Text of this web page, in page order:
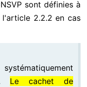
sont définies à
2.2.2 en cas
Le cachet de